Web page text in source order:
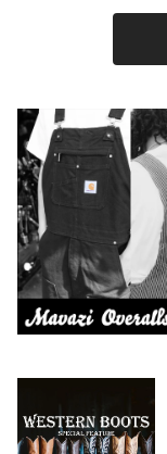
BY ROBERT
CAMBER
Carhartt
Collonil
CONVERSE
エプロン
バイク用品
ケア用品
本、写真集
2026.7.6
2026.6.29
2026.7.23
2026.6.27
2026.6.14